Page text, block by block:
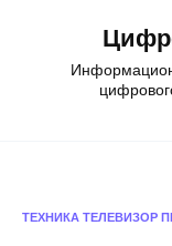
ТЕХНИКА ТЕЛЕВИЗОР